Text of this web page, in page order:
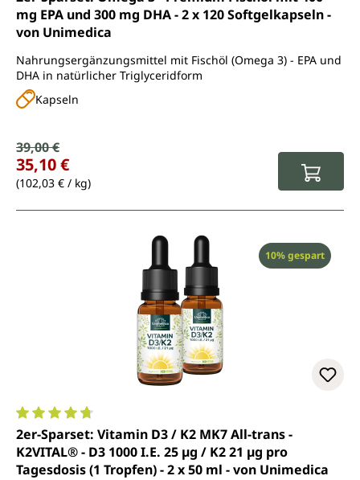
mg EPA und 300 mg DHA - 2 x 120 Softgelkapseln -
von Unimedica
Nahrungsergänzungsmittel mit Fischöl (Omega 3) - EPA und
DHA in natürlicher Triglyceridform
Kapseln
Verkaufspreis:
Regulärer Preis:
39,00 €
35,10 €
(102,03 € / kg)
Rabatt
10% gespart
Durchschnittliche Bewertung von 4.8 von 5 Sternen
2er-Sparset: Vitamin D3 / K2 MK7 All-trans -
K2VITAL® - D3 1000 I.E. 25 µg / K2 21 µg pro
Tagesdosis (1 Tropfen) - 2 x 50 ml - von Unimedica